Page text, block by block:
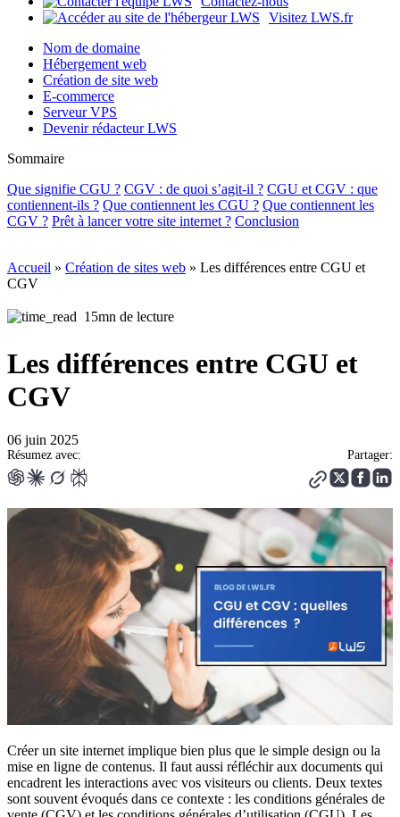
Visitez LWS.fr
Nom de domaine
Hébergement web
Création de site web
E-commerce
Serveur VPS
Devenir rédacteur LWS
Sommaire
Que signifie CGU ? CGV : de quoi s’agit-il ? CGU et CGV : que
contiennent-ils ? Que contiennent les CGU ? Que contiennent les
CGV ? Prêt à lancer votre site internet ? Conclusion
Accueil » Création de sites web » Les différences entre CGU et
CGV
15mn de lecture
Les différences entre CGU et
CGV
06 juin 2025
Résumez avec: Partager:
Créer un site internet implique bien plus que le simple design ou la
mise en ligne de contenus. Il faut aussi réfléchir aux documents qui
encadrent les interactions avec vos visiteurs ou clients. Deux textes
sont souvent évoqués dans ce contexte : les conditions générales de